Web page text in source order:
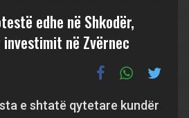
edhe në Shkodër,
në Zvërnec
e shtatë qytetare kundër